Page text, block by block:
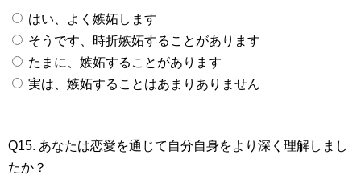
はい、よく嫉妬します
そうです、時折嫉妬することがあります
たまに、嫉妬することがあります
実は、嫉妬することはあまりありません
Q15. あなたは恋愛を通じて自分自身をより深く理解しまし
たか？